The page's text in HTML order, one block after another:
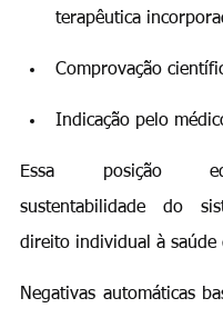
terapêutica
Comprovação
Indicação pelo
Essa posição
sustentabilidade do
direito individual à saúde
Negativas automáticas